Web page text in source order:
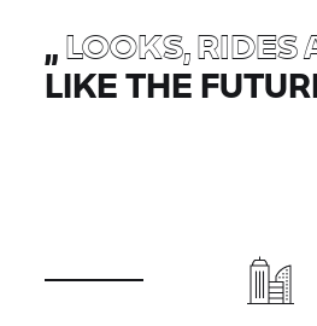
„LOOKS, RIDES
LIKE THE